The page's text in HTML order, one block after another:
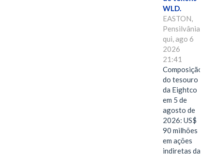
WLD.
EASTON,
Pensilvânia,
qui, ago 6
2026
21:41
Composição
do tesouro
da Eightco
em 5 de
agosto de
2026: US$
90 milhões
em ações
indiretas da